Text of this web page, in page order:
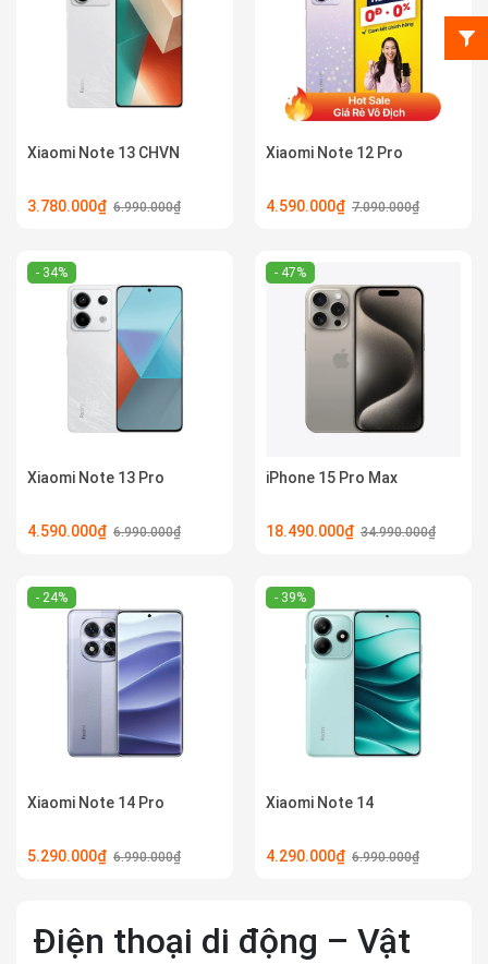
Xiaomi Note 13 CHVN
3.780.000₫ 6.990.000₫
Xiaomi Note 12 Pro
4.590.000₫ 7.090.000₫
- 34%
Xiaomi Note 13 Pro
4.590.000₫ 6.990.000₫
- 47%
iPhone 15 Pro Max
18.490.000₫ 34.990.000₫
- 24%
Xiaomi Note 14 Pro
5.290.000₫ 6.990.000₫
- 39%
Xiaomi Note 14
4.290.000₫ 6.990.000₫
Điện thoại di động – Vật